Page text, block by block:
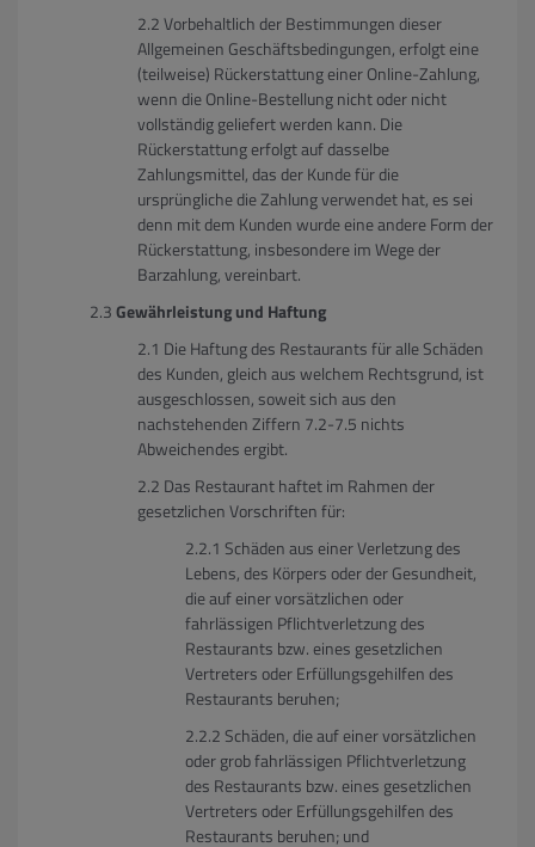
Vorbehaltlich der Bestimmungen dieser
Allgemeinen Geschäftsbedingungen, erfolgt eine
(teilweise) Rückerstattung einer Online-Zahlung,
wenn die Online-Bestellung nicht oder nicht
vollständig geliefert werden kann. Die
Rückerstattung erfolgt auf dasselbe
Zahlungsmittel, das der Kunde für die
ursprüngliche die Zahlung verwendet hat, es sei
denn mit dem Kunden wurde eine andere Form der
Rückerstattung, insbesondere im Wege der
Barzahlung, vereinbart.
Gewährleistung und Haftung
Die Haftung des Restaurants für alle Schäden
des Kunden, gleich aus welchem Rechtsgrund, ist
ausgeschlossen, soweit sich aus den
nachstehenden Ziffern 7.2-7.5 nichts
Abweichendes ergibt.
Das Restaurant haftet im Rahmen der
gesetzlichen Vorschriften für:
Schäden aus einer Verletzung des
Lebens, des Körpers oder der Gesundheit,
die auf einer vorsätzlichen oder
fahrlässigen Pflichtverletzung des
Restaurants bzw. eines gesetzlichen
Vertreters oder Erfüllungsgehilfen des
Restaurants beruhen;
Schäden, die auf einer vorsätzlichen
oder grob fahrlässigen Pflichtverletzung
des Restaurants bzw. eines gesetzlichen
Vertreters oder Erfüllungsgehilfen des
Restaurants beruhen; und